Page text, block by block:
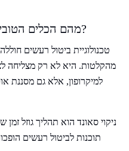
מהם הכלים הטובים ביותר להפחתת רעשי רקע?
טכנולוגיית ביטול רעשים
מהקלטות. היא לא רק מצליחה
למיקרופון, אלא גם מסננת
ניקוי סאונד הוא תהליך גוזל
תוכנות לביטול רעשים